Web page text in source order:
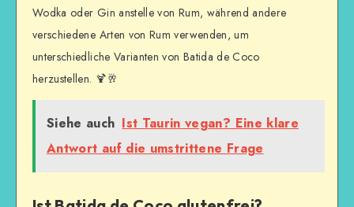
Wodka oder Gin anstelle von Rum, während andere
verschiedene Arten von Rum verwenden, um
unterschiedliche Varianten von Batida de Coco
herzustellen. 🍹🥂
Siehe auch Ist Taurin vegan? Eine klare
Antwort auf die umstrittene Frage